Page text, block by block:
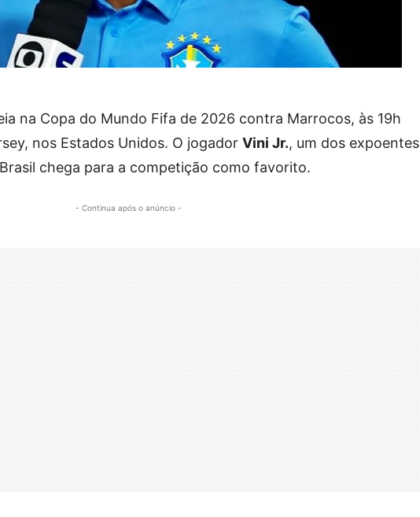
na Copa do Mundo Fifa de 2026 contra Marrocos, às 19h
nos Estados Unidos. O jogador Vini Jr., um dos expoentes
chega para a competição como favorito.
- Continua após o anúncio -